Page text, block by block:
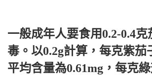
一般成年人要食用0.2-0.4克
毒。以0.2g計算，每克紫茄
平均含量為0.61mg，每克